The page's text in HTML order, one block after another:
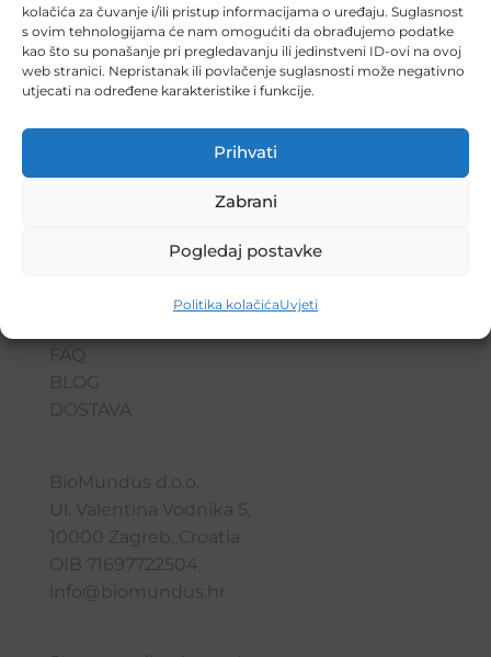
kolačića za čuvanje i/ili pristup informacijama o uređaju. Suglasnost
s ovim tehnologijama će nam omogućiti da obrađujemo podatke
kao što su ponašanje pri pregledavanju ili jedinstveni ID-ovi na ovoj
web stranici. Nepristanak ili povlačenje suglasnosti može negativno
utjecati na određene karakteristike i funkcije.
Prihvati
Zabrani
Pogledaj postavke
Politika kolačićaUvjeti
neugodnosti, no uz prirodne
tretmane mnogi je drže pod
FAQ
BLOG
DOSTAVA
BioMundus d.o.o.
Ul. Valentina Vodnika 5,
10000 Zagreb, Croatia
OIB 71697722504
info@biomundus.hr